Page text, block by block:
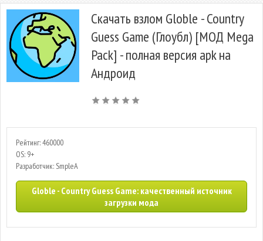
Скачать взлом Globle - Country
Guess Game (Глоубл) [МОД Mega
Pack] - полная версия apk на
Андроид
Рейтинг: 460000
OS: 9+
Разработчик: SmpleA
Globle - Country Guess Game: качественный источник
загрузки мода